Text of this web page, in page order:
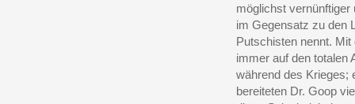
möglichst vernünftiger
im Gegensatz zu den
Putschisten nennt.
immer auf den totalen
während des Krieges;
bereiteten Dr. Goop